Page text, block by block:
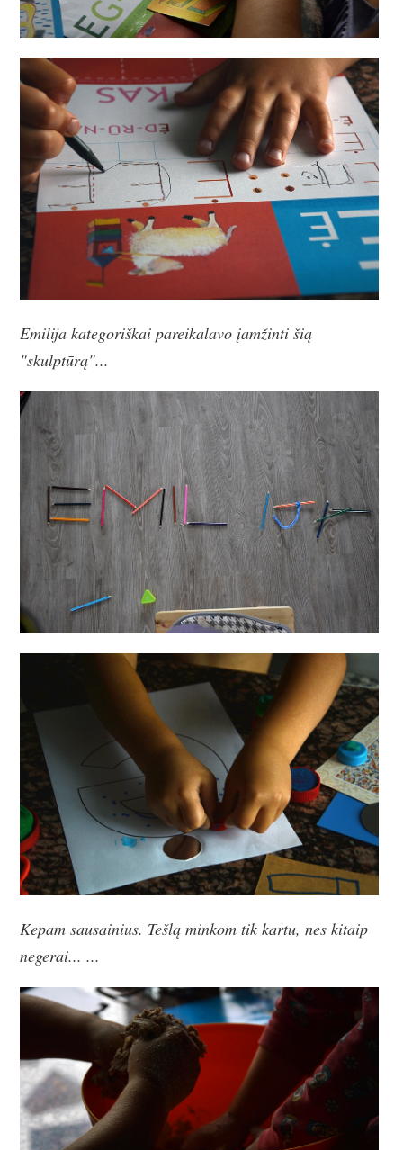
Emilija kategoriškai pareikalavo įamžinti šią
"skulptūrą"...
Kepam sausainius. Tešlą minkom tik kartu, nes kitaip
negerai... ...